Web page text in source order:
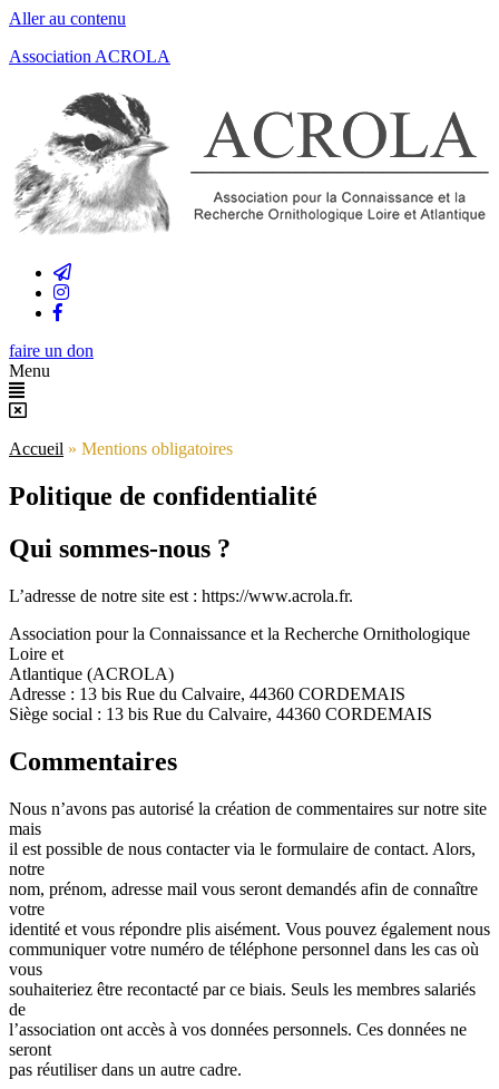
Aller au contenu
Association ACROLA
faire un don
Menu
Accueil » Mentions obligatoires
Politique de confidentialité
Qui sommes-nous ?
L’adresse de notre site est : https://www.acrola.fr.
Association pour la Connaissance et la Recherche Ornithologique
Loire et
Atlantique (ACROLA)
Adresse : 13 bis Rue du Calvaire, 44360 CORDEMAIS
Siège social : 13 bis Rue du Calvaire, 44360 CORDEMAIS
Commentaires
Nous n’avons pas autorisé la création de commentaires sur notre site
mais
il est possible de nous contacter via le formulaire de contact. Alors,
notre
nom, prénom, adresse mail vous seront demandés afin de connaître
votre
identité et vous répondre plis aisément. Vous pouvez également nous
communiquer votre numéro de téléphone personnel dans les cas où
vous
souhaiteriez être recontacté par ce biais. Seuls les membres salariés
de
l’association ont accès à vos données personnels. Ces données ne
seront
pas réutiliser dans un autre cadre.